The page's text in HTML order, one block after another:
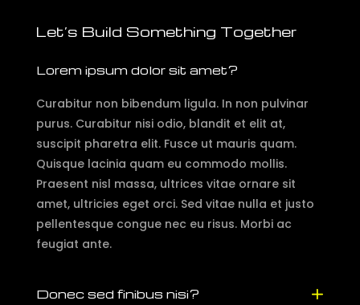
Let’s Build Something Together
Lorem ipsum dolor sit amet?
Curabitur non bibendum ligula. In non pulvinar
purus. Curabitur nisi odio, blandit et elit at,
suscipit pharetra elit. Fusce ut mauris quam.
Quisque lacinia quam eu commodo mollis.
Praesent nisl massa, ultrices vitae ornare sit
amet, ultricies eget orci. Sed vitae nulla et justo
pellentesque congue nec eu risus. Morbi ac
feugiat ante.
Donec sed finibus nisi?